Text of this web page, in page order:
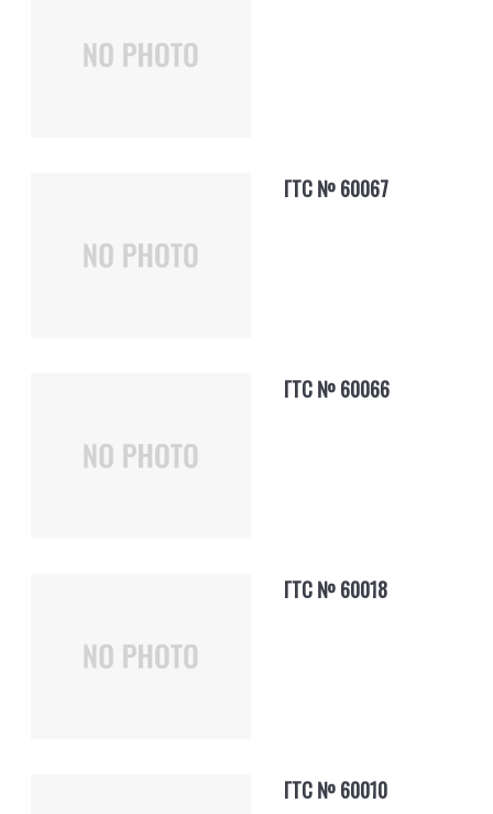
ГТС № 60067
ГТС № 60066
ГТС № 60018
ГТС № 60010